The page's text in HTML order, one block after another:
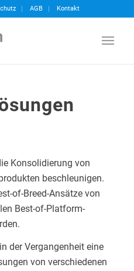
AGB Kontakt
Konsolidierung von
beschleunigen.
of-Breed-Ansätze von
Best-of-Platform-
der Vergangenheit eine
von verschiedenen